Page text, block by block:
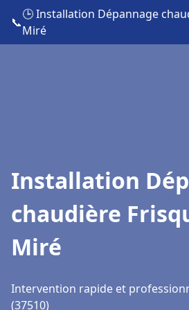
📞
🕒 Installation Dépannage
Miré
Installation
chaudière
Miré
Intervention rapide et
(37510)